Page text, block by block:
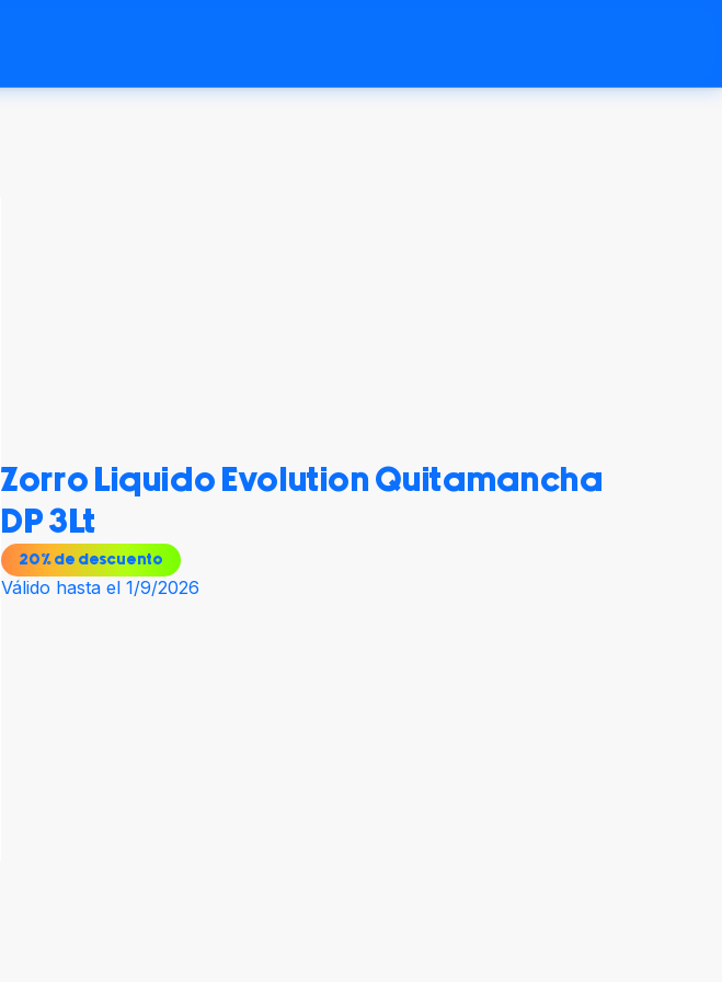
Zorro Liquido Evolution Quitamancha
DP 3Lt
20% de descuento
Válido hasta el 1/9/2026